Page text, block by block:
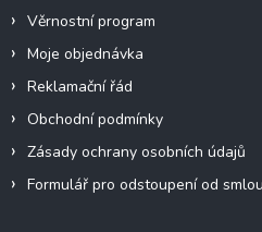
Věrnostní program
Moje objednávka
Reklamační řád
Obchodní podmínky
Zásady ochrany osobních údajů
Formulář pro odstoupení od